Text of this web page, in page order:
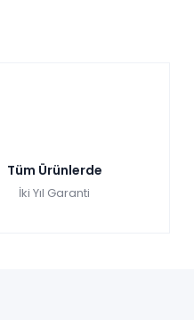
Tüm Ürünlerde
İki Yıl Garanti